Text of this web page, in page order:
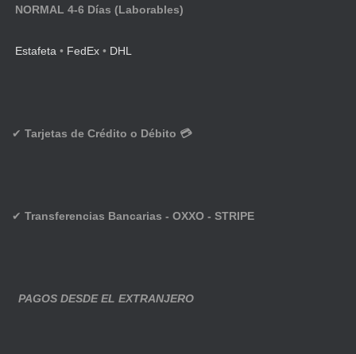
NORMAL 4-6 Días (Laborables)
Estafeta • FedEx • DHL
✔ Tarjetas de Crédito o Débito 💳
✔ Transferencias Bancarias - OXXO - STRIPE
PAGOS DESDE EL EXTRANJERO